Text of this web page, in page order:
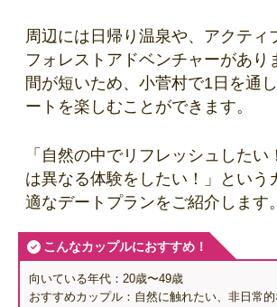
周辺には日帰り温泉や、アクティ
フォレストアドベンチャーがあり
間が短いため、小菅村で1日を通
ートを楽しむことができます。
「自然の中でリフレッシュしたい
は異なる体験をしたい！」という
適なデートプランをご紹介します。
こんなカップルにおすすめ！
向いている年代：20歳〜49歳
おすすめカップル：自然に触れたい、非日常